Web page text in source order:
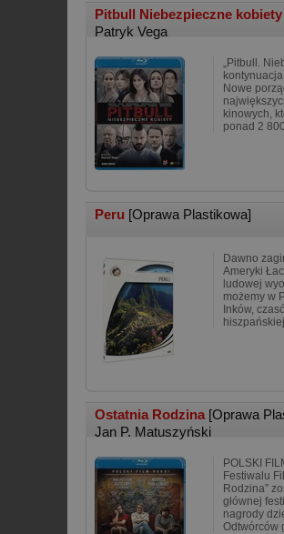
Pitbull Niebezpieczne
Patryk Vega
„Pitbull.
Nowe
kinowych,
ponad 2
Peru [Oprawa Plastikowa]
Dawno
Ameryki
ludowej
możemy w
Inków,
Ostatnia Rodzina [Oprawa
Jan P. Matuszyński
POLSKI
Festiwalu
Rodzina”
głównej
nagrody
Odtwórców